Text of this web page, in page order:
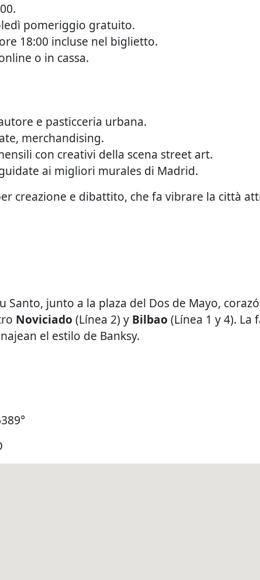
pomeriggio gratuito.
18:00 incluse nel biglietto.
o in cassa.
e pasticceria urbana.
merchandising.
con creativi della scena street art.
ai migliori murales di Madrid.
creazione e dibattito, che fa vibrare la città
Santo, junto a la plaza del Dos de Mayo,
Noviciado (Línea 2) y Bilbao (Línea 1 y 4). La
el estilo de Banksy.